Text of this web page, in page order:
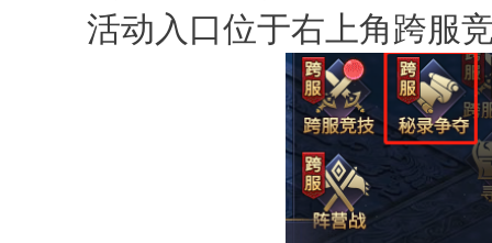
活动入口位于右上角跨服